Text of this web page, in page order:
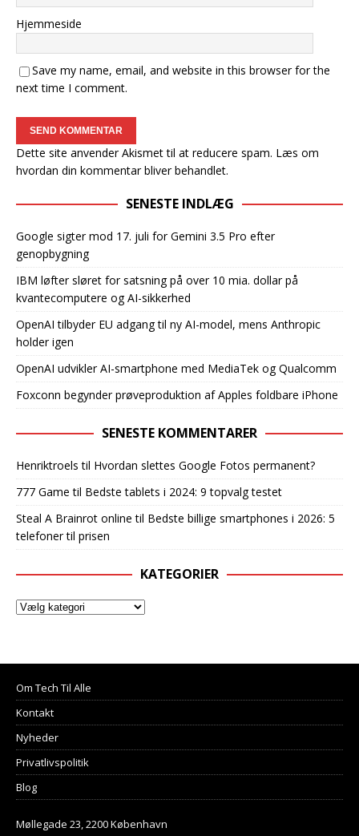
Hjemmeside
Save my name, email, and website in this browser for the
next time I comment.
Dette site anvender Akismet til at reducere spam. Læs om
hvordan din kommentar bliver behandlet.
SENESTE INDLÆG
Google sigter mod 17. juli for Gemini 3.5 Pro efter
genopbygning
IBM løfter sløret for satsning på over 10 mia. dollar på
kvantecomputere og AI-sikkerhed
OpenAI tilbyder EU adgang til ny AI-model, mens Anthropic
holder igen
OpenAI udvikler AI-smartphone med MediaTek og Qualcomm
Foxconn begynder prøveproduktion af Apples foldbare iPhone
SENESTE KOMMENTARER
Henriktroels til Hvordan slettes Google Fotos permanent?
777 Game til Bedste tablets i 2024: 9 topvalg testet
Steal A Brainrot online til Bedste billige smartphones i 2026: 5
telefoner til prisen
KATEGORIER
Om Tech Til Alle
Kontakt
Nyheder
Privatlivspolitik
Blog
Møllegade 23, 2200 København